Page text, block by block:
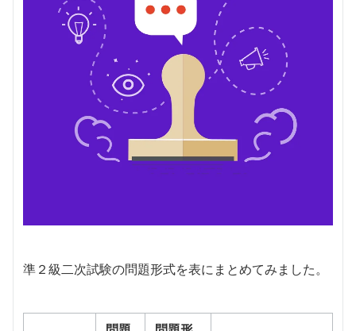
準２級二次試験の問題形式を表にまとめてみました。